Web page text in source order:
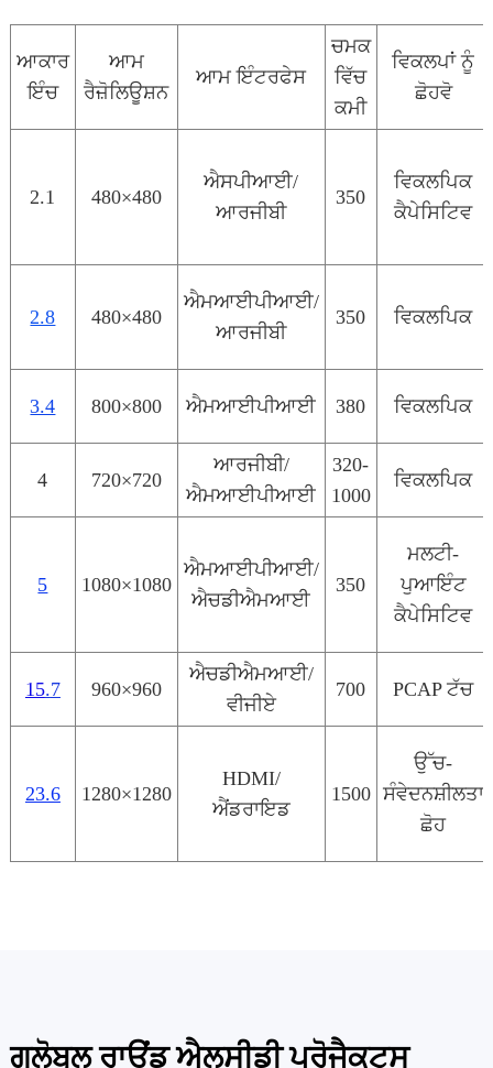
ਆਕਾਰ
ਇੰਚ
ਆਮ
ਰੈਜ਼ੋਲਿਊਸ਼ਨ
ਆਮ ਇੰਟਰਫੇਸ
ਚਮਕ
ਵਿੱਚ
ਕਮੀ
ਵਿਕਲਪਾਂ ਨੂੰ
ਛੋਹਵੋ
2.1 480×480
ਐਸਪੀਆਈ/
ਆਰਜੀਬੀ
350
ਵਿਕਲਪਿਕ
ਕੈਪੇਸਿਟਿਵ
2.8 480×480
ਐਮਆਈਪੀਆਈ/
ਆਰਜੀਬੀ
350 ਵਿਕਲਪਿਕ
3.4 800×800 ਐਮਆਈਪੀਆਈ 380 ਵਿਕਲਪਿਕ
4 720×720
ਆਰਜੀਬੀ/
ਐਮਆਈਪੀਆਈ
320-
1000
ਵਿਕਲਪਿਕ
5 1080×1080
ਐਮਆਈਪੀਆਈ/
ਐਚਡੀਐਮਆਈ
350
ਮਲਟੀ-
ਪੁਆਇੰਟ
ਕੈਪੇਸਿਟਿਵ
15.7 960×960
ਐਚਡੀਐਮਆਈ/
ਵੀਜੀਏ
700 PCAP ਟੱਚ
23.6 1280×1280
HDMI/
ਐਂਡਰਾਇਡ
1500
ਉੱਚ-
ਸੰਵੇਦਨਸ਼ੀਲਤਾ
ਛੋਹ
ਗਲੋਬਲ ਰਾਊਂਡ ਐਲਸੀਡੀ ਪ੍ਰੋਜੈਕਟਸ